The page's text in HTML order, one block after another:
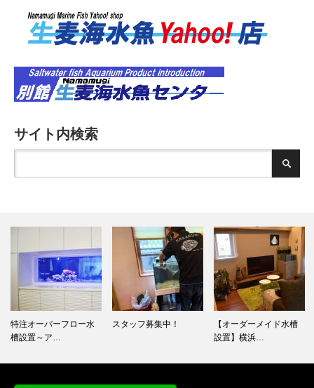
サイト内検索
特注オーバーフロー水
槽設置～ア…
スタッフ募集中！
【オーダーメイド水槽
設置】横浜…